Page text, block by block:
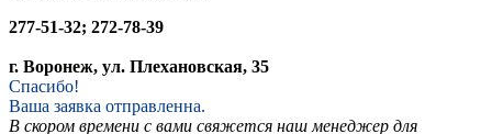
277-51-32; 272-78-39
г. Воронеж, ул. Плехановская, 35
Спасибо!
Ваша заявка отправленна.
В скором времени с вами свяжется наш менеджер для